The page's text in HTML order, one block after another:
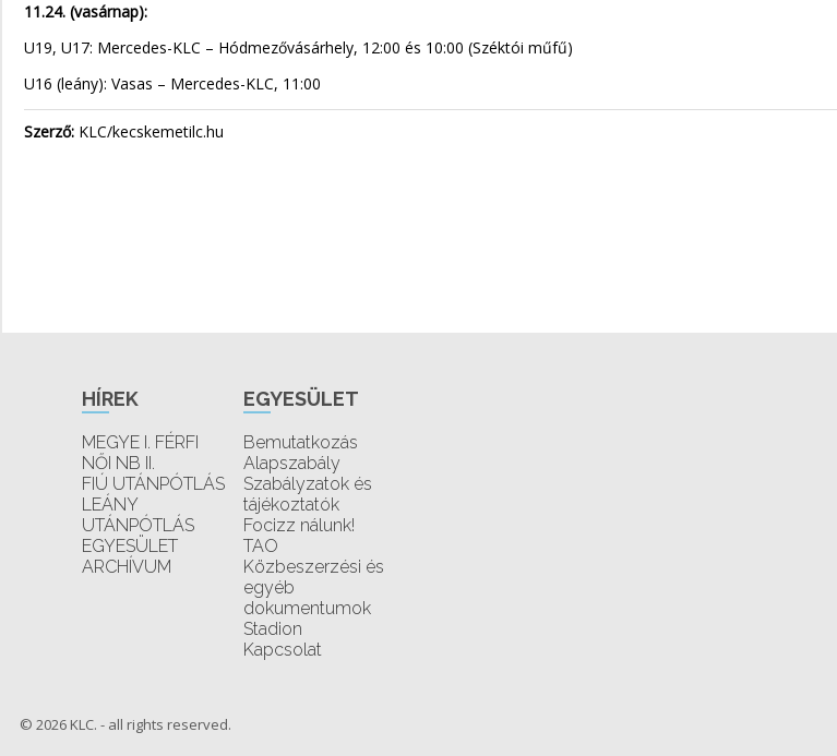
11.24. (vasárnap):
U19, U17: Mercedes-KLC – Hódmezővásárhely, 12:00 és 10:00 (Széktói műfű)
U16 (leány): Vasas – Mercedes-KLC, 11:00
Szerző: KLC/kecskemetilc.hu
HÍREK
MEGYE I. FÉRFI
NŐI NB II.
FIÚ UTÁNPÓTLÁS
LEÁNY
UTÁNPÓTLÁS
EGYESÜLET
ARCHÍVUM
EGYESÜLET
Bemutatkozás
Alapszabály
Szabályzatok és
tájékoztatók
Focizz nálunk!
TAO
Közbeszerzési és
egyéb
dokumentumok
Stadion
Kapcsolat
© 2026 KLC. - all rights reserved.